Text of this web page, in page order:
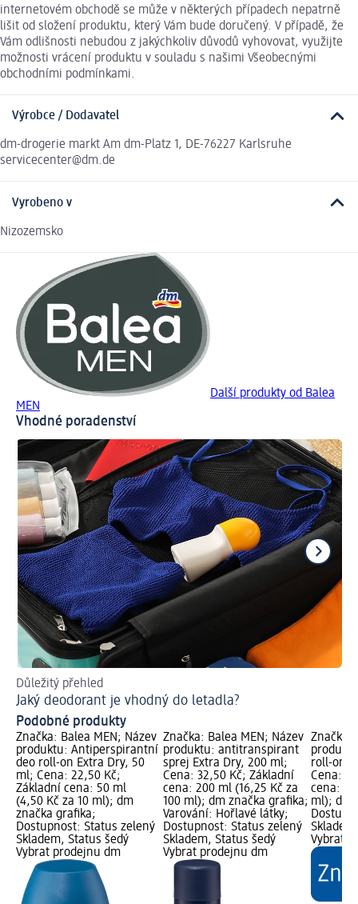
internetovém obchodě se může v některých případech nepatrně
lišit od složení produktu, který Vám bude doručený. V případě, že
Vám odlišnosti nebudou z jakýchkoliv důvodů vyhovovat, využijte
možnosti vrácení produktu v souladu s našimi Všeobecnými
obchodními podmínkami.
Výrobce / Dodavatel
dm-drogerie markt Am dm-Platz 1, DE-76227 Karlsruhe
servicecenter@dm.de
Vyrobeno v
Nizozemsko
Další produkty od Balea
MEN
Vhodné poradenství
Důležitý přehled
Jaký deodorant je vhodný do letadla?
Podobné produkty
Značka: Balea MEN; Název
produktu: Antiperspirantní
deo roll-on Extra Dry, 50
ml; Cena: 22,50 Kč;
Základní cena: 50 ml
(4,50 Kč za 10 ml); dm
značka grafika;
Dostupnost: Status zelený
Skladem, Status šedý
Vybrat prodejnu dm
Značka: Balea MEN; Název
produktu: antitranspirant
sprej Extra Dry, 200 ml;
Cena: 32,50 Kč; Základní
cena: 200 ml (16,25 Kč za
100 ml); dm značka grafika;
Varování: Hořlavé látky;
Dostupnost: Status zelený
Skladem, Status šedý
Vybrat prodejnu dm
Značka:
roll-on
Cena:
cena:
ml); dm
Vybrat